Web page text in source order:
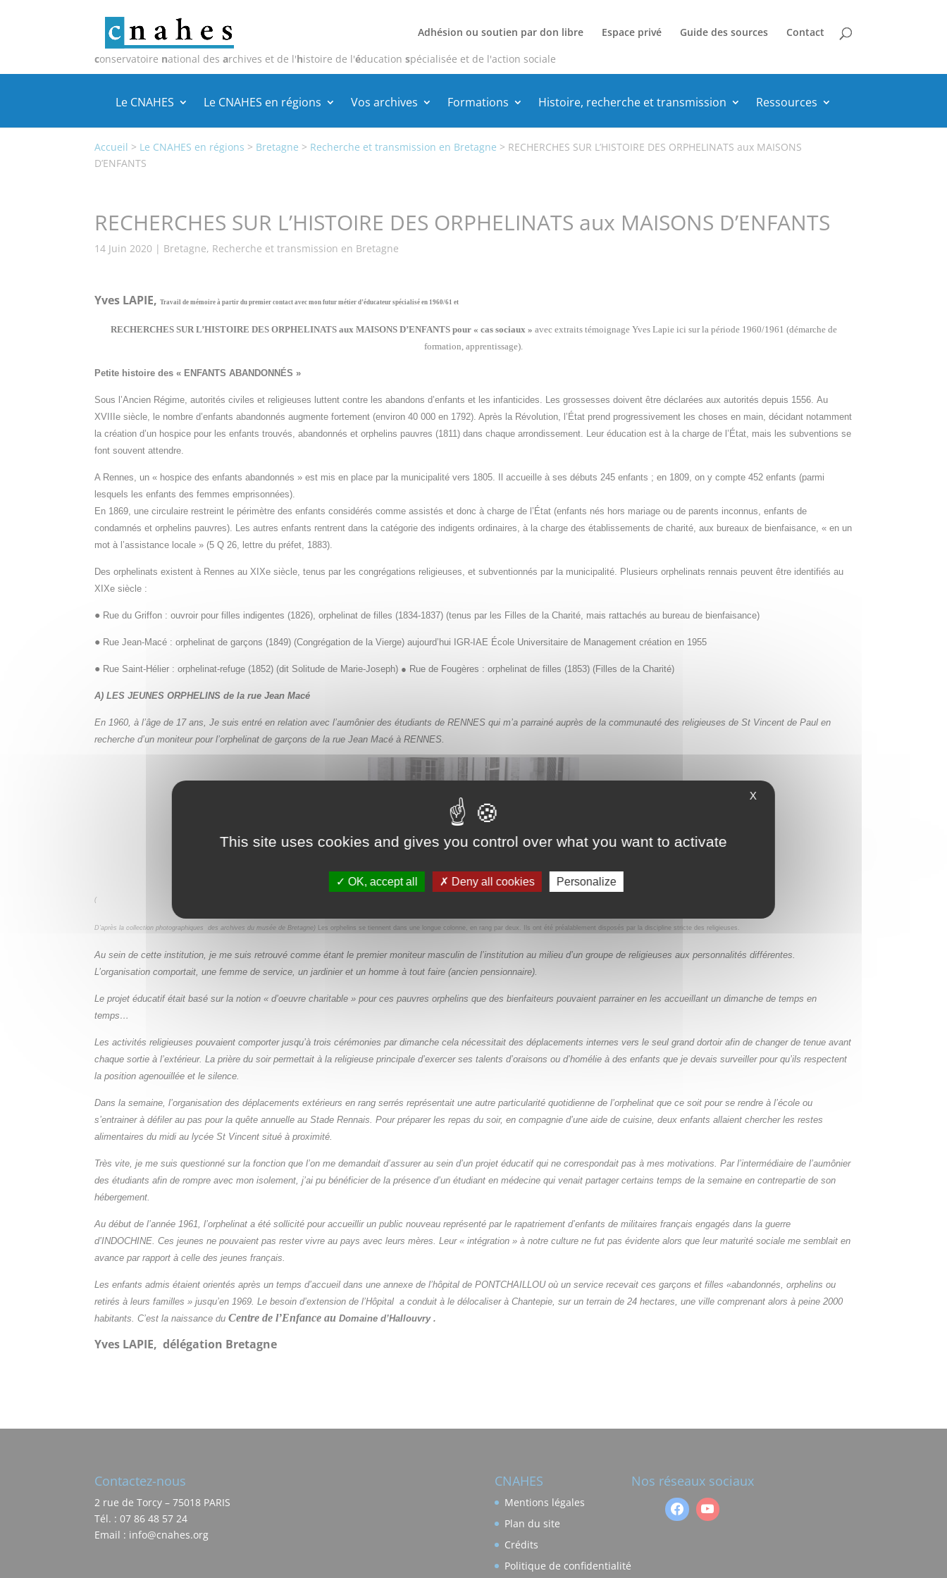
Adhésion ou soutien par don libre Espace privé Guide des sources
Contact
conservatoire national desarchives et de l'histoire de l'éducationspécialisée et de l'action sociale
Le CNAHES Le CNAHES en régions Vos archives Formations Histoire, recherche et transmission Ressources
Accueil > Le CNAHES en régions > Bretagne > Recherche et transmission en Bretagne > RECHERCHES SUR L’HISTOIRE DES ORPHELINATS aux MAISONS
D’ENFANTS
RECHERCHES SUR L’HISTOIRE DES ORPHELINATS aux MAISONS D’ENFANTS
14 Juin 2020 | Bretagne, Recherche et transmission en Bretagne
Yves LAPIE,Travail de mémoire à partir du premier contact avec mon futur métier d’éducateur spécialisé en 1960/61 et
RECHERCHES SUR L’HISTOIRE DES ORPHELINATS aux MAISONS D’ENFANTS pour « cas sociaux » avec extraits témoignage Yves Lapie ici sur la période 1960/1961 (démarche de
formation, apprentissage).
Petite histoire des « ENFANTS ABANDONNÉS »
Sous l’Ancien Régime, autorités civiles et religieuses luttent contre les abandons d’enfants et les infanticides. Les grossesses doivent être déclarées aux autorités depuis 1556. Au
XVIIIe siècle, le nombre d’enfants abandonnés augmente fortement (environ 40 000 en 1792). Après la Révolution, l’État prend progressivement les choses en main, décidant notamment
la création d’un hospice pour les enfants trouvés, abandonnés et orphelins pauvres (1811) dans chaque arrondissement. Leur éducation est à la charge de l’État, mais les subventions se
font souvent attendre.
A Rennes, un « hospice des enfants abandonnés » est mis en place par la municipalité vers 1805. Il accueille à ses débuts 245 enfants ; en 1809, on y compte 452 enfants (parmi
lesquels les enfants des femmes emprisonnées).
En 1869, une circulaire restreint le périmètre des enfants considérés comme assistés et donc à charge de l’État (enfants nés hors mariage ou de parents inconnus, enfants de
condamnés et orphelins pauvres). Les autres enfants rentrent dans la catégorie des indigents ordinaires, à la charge des établissements de charité, aux bureaux de bienfaisance, « en un
mot à l’assistance locale » (5 Q 26, lettre du préfet, 1883).
Des orphelinats existent à Rennes au XIXe siècle, tenus par les congrégations religieuses, et subventionnés par la municipalité. Plusieurs orphelinats rennais peuvent être identifiés au
XIXe siècle :
● Rue du Griffon : ouvroir pour filles indigentes (1826), orphelinat de filles (1834-1837) (tenus par les Filles de la Charité, mais rattachés au bureau de bienfaisance)
● Rue Jean-Macé : orphelinat de garçons (1849) (Congrégation de la Vierge) aujourd’hui IGR-IAE École Universitaire de Management création en 1955
● Rue Saint-Hélier : orphelinat-refuge (1852) (dit Solitude de Marie-Joseph) ● Rue de Fougères : orphelinat de filles (1853) (Filles de la Charité)
A) LES JEUNES ORPHELINS de la rue Jean Macé
En 1960, à l’âge de 17 ans, Je suis entré en relation avec l’aumônier des étudiants de RENNES qui m’a parrainé auprès de la communauté des religieuses de St Vincent de Paul en
recherche d’un moniteur pour l’orphelinat de garçons de la rue Jean Macé à RENNES.
(
D’après la collection photographiques des archives du musée de Bretagne) Les orphelins se tiennent dans une longue colonne, en rang par deux. Ils ont été préalablement disposés par la discipline stricte des religieuses.
Au sein de cette institution, je me suis retrouvé comme étant le premier moniteur masculin de l’institution aumilieu d’un groupe de religieuses aux personnalités différentes.
L’organisation comportait, une femme deservice, un jardinier et un homme à tout faire (ancien pensionnaire).
Le projet éducatif était basé sur la notion « d’oeuvre charitable » pour ces pauvres orphelins que desbienfaiteurs pouvaient parrainer en les accueillant un dimanche de temps en
temps…
Les activités religieuses pouvaient comporter jusqu’à trois cérémonies par dimanche cela nécessitait desdéplacements internes vers le seul grand dortoir afin de changer de tenue avant
chaque sortie à l’extérieur.La prière du soir permettait à la religieuse principale d’exercer ses talents d’oraisons ou d’homélie à desenfants que je devais surveiller pour qu’ils respectent
la position agenouillée et le silence.
Dans la semaine, l’organisation des déplacements extérieurs en rang serrés représentait une autreparticularité quotidienne de l’orphelinat que ce soit pour se rendre à l’école ou
s’entrainer à défiler au paspour la quête annuelle au Stade Rennais.Pour préparer les repas du soir, en compagnie d’une aide de cuisine, deux enfants allaient chercher lesrestes
alimentaires du midi au lycée St Vincent situé à proximité.
Très vite, je me suis questionné sur la fonction que l’on me demandait d’assurer au sein d’un projet éducatifqui ne correspondait pas à mes motivations. Par l’intermédiaire de l’aumônier
des étudiants afin de rompreavec mon isolement, j’ai pu bénéficier de la présence d’un étudiant en médecine qui venait partager certainstemps de la semaine en contrepartie de son
hébergement.
Au début de l’année 1961, l’orphelinat a été sollicité pour accueillir un public nouveau représenté par lerapatriement d’enfants de militaires français engagés dans la guerre
d’INDOCHINE. Ces jeunes nepouvaient pas rester vivre au pays avec leurs mères. Leur « intégration » à notre culture ne fut pas évidentealors que leur maturité sociale me semblait en
avance par rapport à celle des jeunes français.
Les enfants admis étaient orientés après un temps d’accueil dans une annexe de l’hôpital de PONTCHAILLOU où un service recevait ces garçons et filles «abandonnés, orphelins ou
retirés à leurs familles » jusqu’en 1969. Le besoin d’extension de l’Hôpital a conduit à le délocaliser à Chantepie, sur un terrain de 24 hectares, une ville comprenant alors à peine 2000
habitants.C’est la naissance duCentre de l’Enfance au Domaine d’Hallouvry .
Yves LAPIE, délégation Bretagne
Contactez-nous
2 rue de Torcy – 75018 PARIS
Tél. : 07 86 48 57 24
Email : info@cnahes.org
CNAHES
Mentions légales
Plan du site
Crédits
Politique de confidentialité
Nos réseaux sociaux
X
This site uses cookies and gives you control over what you want to activate
OK, accept all Deny all cookies Personalize